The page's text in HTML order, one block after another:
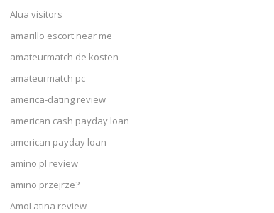
Alua visitors
amarillo escort near me
amateurmatch de kosten
amateurmatch pc
america-dating review
american cash payday loan
american payday loan
amino pl review
amino przejrze?
AmoLatina review